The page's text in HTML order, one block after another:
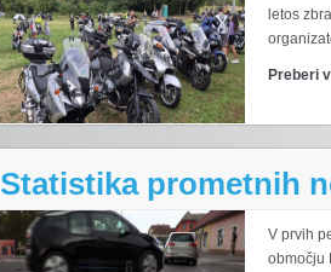
letos
Preberi
Statistika prometnih
V prvih
območju